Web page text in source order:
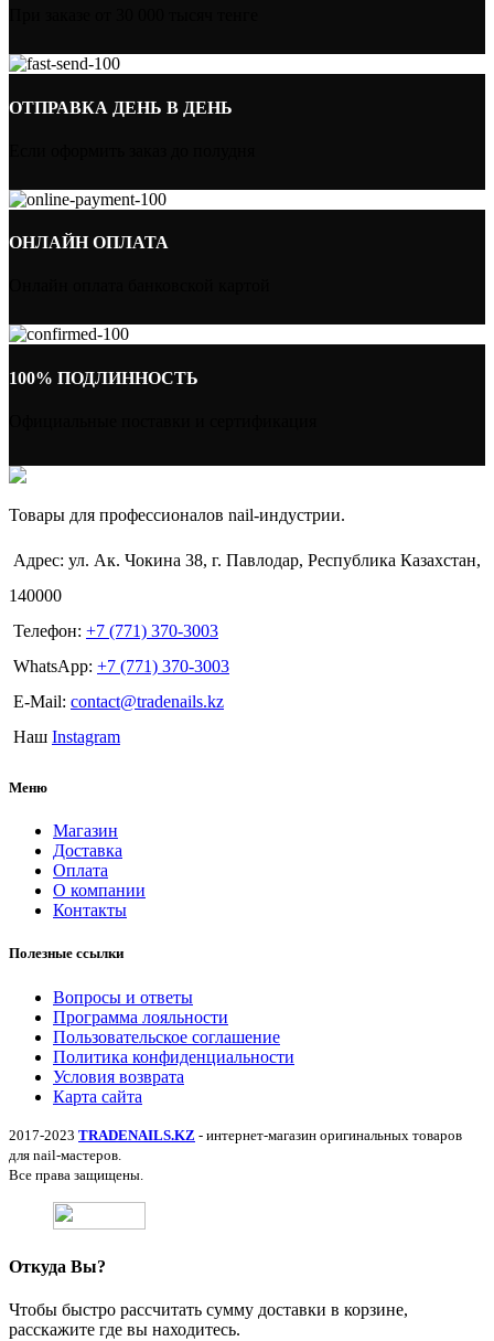
ОТПРАВКА ДЕНЬ В ДЕНЬ
ОНЛАЙН ОПЛАТА
100% ПОДЛИННОСТЬ
Товары для профессионалов nail-индустрии.
Адрес: ул. Ак. Чокина 38, г. Павлодар, Республика Казахстан,
140000
Телефон: +7 (771) 370-3003
WhatsApp: +7 (771) 370-3003
E-Mail: contact@tradenails.kz
Наш Instagram
Меню
Магазин
Доставка
Оплата
О компании
Контакты
Полезные ссылки
Вопросы и ответы
Программа лояльности
Пользовательское соглашение
Политика конфиденциальности
Условия возврата
Карта сайта
2017-2023 TRADENAILS.KZ - интернет-магазин оригинальных товаров
для nail-мастеров.
Все права защищены.
Откуда Вы?
Чтобы быстро рассчитать сумму доставки в корзине,
расскажите где вы находитесь.